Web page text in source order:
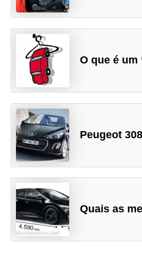
O que é um
Peugeot
Quais as